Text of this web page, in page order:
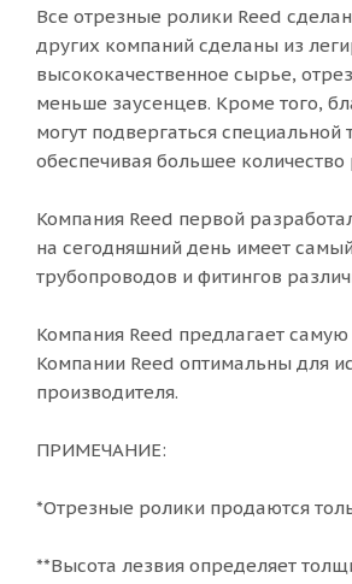
Все отрезные ролики Reed
других компаний сделаны из
высококачественное сырье,
меньше заусенцев. Кроме того,
могут подвергаться
обеспечивая большее
Компания Reed первой
на сегодняшний день имеет
трубопроводов и фитингов
Компания Reed предлагает
Компании Reed оптимальны для
производителя.
ПРИМЕЧАНИЕ:
*Отрезные ролики продаются
**Высота лезвия определяет